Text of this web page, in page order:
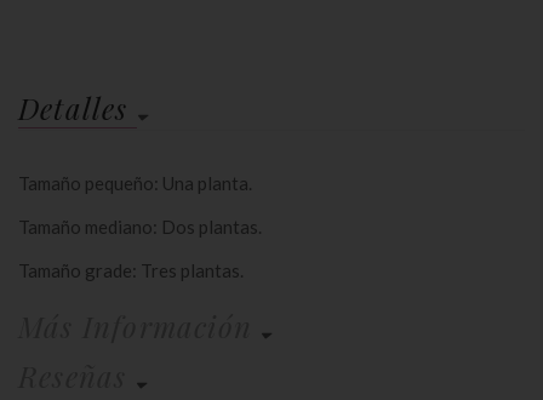
Detalles
Tamaño pequeño: Una planta.
Tamaño mediano: Dos plantas.
Tamaño grade: Tres plantas.